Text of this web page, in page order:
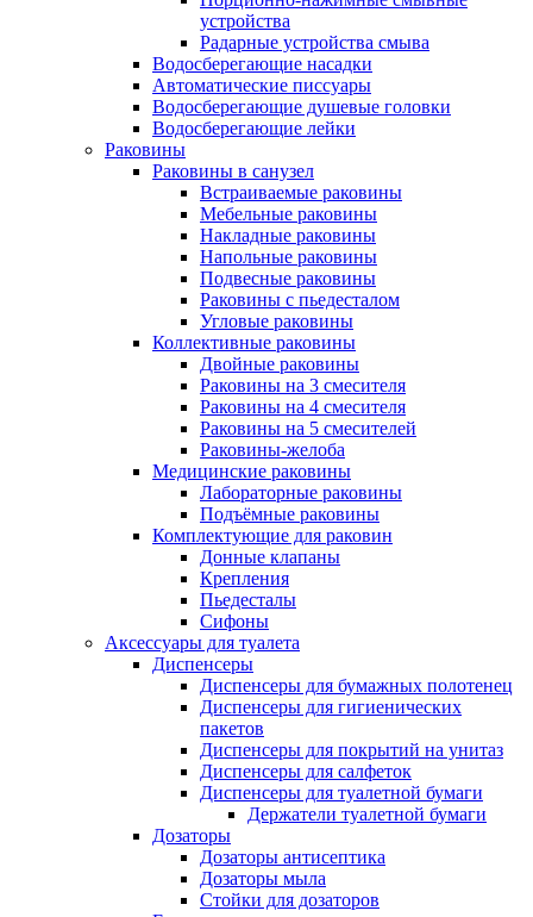
устройства
Радарные устройства смыва
Водосберегающие насадки
Автоматические писсуары
Водосберегающие душевые головки
Водосберегающие лейки
Раковины
Раковины в санузел
Встраиваемые раковины
Мебельные раковины
Накладные раковины
Напольные раковины
Подвесные раковины
Раковины с пьедесталом
Угловые раковины
Коллективные раковины
Двойные раковины
Раковины на 3 смесителя
Раковины на 4 смесителя
Раковины на 5 смесителей
Раковины-желоба
Медицинские раковины
Лабораторные раковины
Подъёмные раковины
Комплектующие для раковин
Донные клапаны
Крепления
Пьедесталы
Сифоны
Аксессуары для туалета
Диспенсеры
Диспенсеры для бумажных полотенец
Диспенсеры для гигиенических
пакетов
Диспенсеры для покрытий на унитаз
Диспенсеры для салфеток
Диспенсеры для туалетной бумаги
Держатели туалетной бумаги
Дозаторы
Дозаторы антисептика
Дозаторы мыла
Стойки для дозаторов